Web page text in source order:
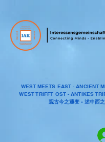
WEST MEETS EAST - ANCIENT
WEST TRIFFT OST - ANTIKES
观古今之通变 - 述中西